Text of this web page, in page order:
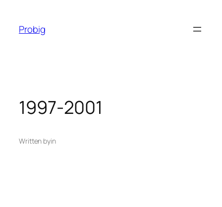
вмісту
Probig
1997-2001
Written byin